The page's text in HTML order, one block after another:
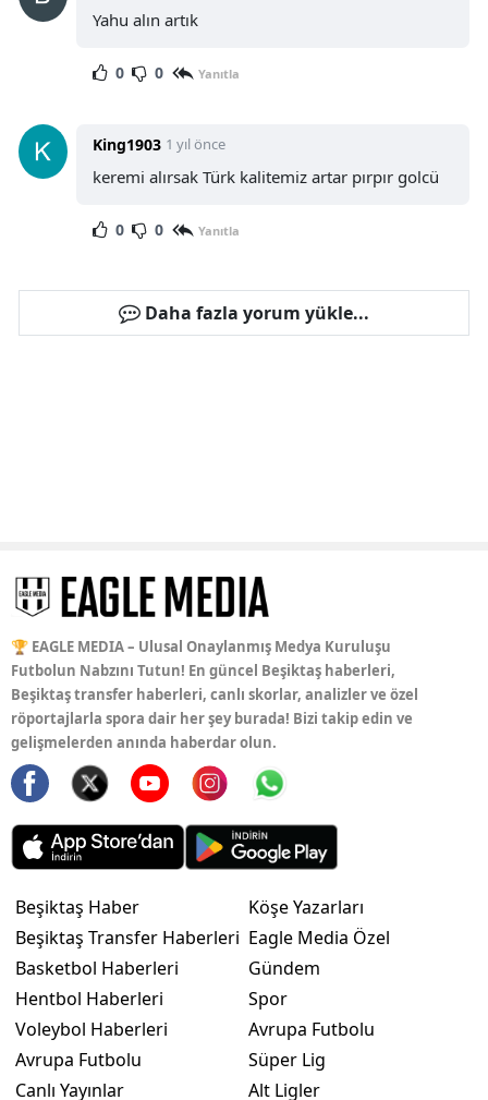
Yahu alın artık
0 0 Yanıtla
King1903 1 yıl önce
keremi alırsak Türk kalitemiz artar pırpır golcü
0 0 Yanıtla
Daha fazla yorum yükle...
🏆 EAGLE MEDIA – Ulusal Onaylanmış Medya Kuruluşu
Futbolun Nabzını Tutun! En güncel Beşiktaş haberleri,
Beşiktaş transfer haberleri, canlı skorlar, analizler ve özel
röportajlarla spora dair her şey burada! Bizi takip edin ve
gelişmelerden anında haberdar olun.
Beşiktaş Haber
Beşiktaş Transfer Haberleri
Basketbol Haberleri
Hentbol Haberleri
Voleybol Haberleri
Avrupa Futbolu
Canlı Yayınlar
Köşe Yazarları
Eagle Media Özel
Gündem
Spor
Avrupa Futbolu
Süper Lig
Alt Ligler